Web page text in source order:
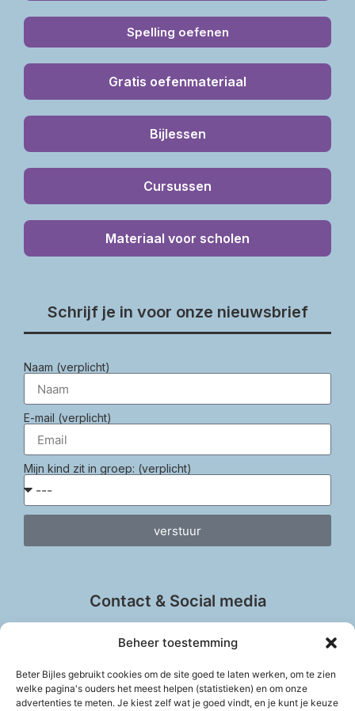
Beheer toestemming
Beter Bijles gebruikt cookies om de site goed te laten werken, om te zien
welke pagina's ouders het meest helpen (statistieken) en om onze
advertenties te meten. Je kiest zelf wat je goed vindt, en je kunt je keuze
Spelling oefenen
Gratis oefenmateriaal
Bijlessen
Cursussen
Materiaal voor scholen
Schrijf je in voor onze nieuwsbrief
Naam (verplicht)
E-mail (verplicht)
Mijn kind zit in groep: (verplicht)
verstuur
Contact & Social media
info@beter-bijles.nl